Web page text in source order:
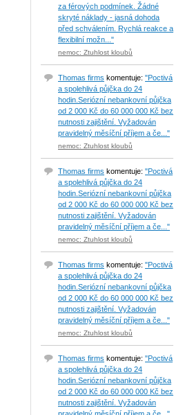
za férových podmínek. Žádné
skryté náklady - jasná dohoda
před schválením. Rychlá reakce a
flexibilní možn..."
nemoc: Ztuhlost kloubů
Thomas firms komentuje: "Poctivá
a spolehlivá půjčka do 24
hodin.Seriózní nebankovní půjčka
od 2 000 Kč do 60 000 000 Kč bez
nutnosti zajištění. Vyžadován
pravidelný měsíční příjem a če..."
nemoc: Ztuhlost kloubů
Thomas firms komentuje: "Poctivá
a spolehlivá půjčka do 24
hodin.Seriózní nebankovní půjčka
od 2 000 Kč do 60 000 000 Kč bez
nutnosti zajištění. Vyžadován
pravidelný měsíční příjem a če..."
nemoc: Ztuhlost kloubů
Thomas firms komentuje: "Poctivá
a spolehlivá půjčka do 24
hodin.Seriózní nebankovní půjčka
od 2 000 Kč do 60 000 000 Kč bez
nutnosti zajištění. Vyžadován
pravidelný měsíční příjem a če..."
nemoc: Ztuhlost kloubů
Thomas firms komentuje: "Poctivá
a spolehlivá půjčka do 24
hodin.Seriózní nebankovní půjčka
od 2 000 Kč do 60 000 000 Kč bez
nutnosti zajištění. Vyžadován